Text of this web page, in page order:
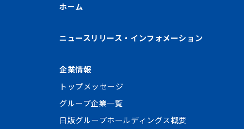
ホーム
ニュースリリース・インフォメーション
企業情報
トップメッセージ
グループ企業一覧
日販グループホールディングス概要